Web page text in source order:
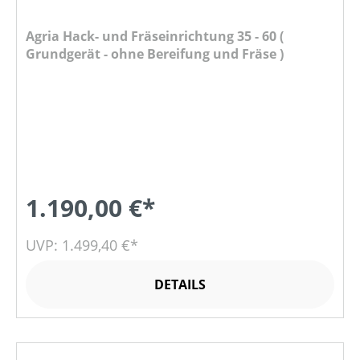
Agria Hack- und Fräseinrichtung 35 - 60 (
Grundgerät - ohne Bereifung und Fräse )
1.190,00 €*
UVP: 1.499,40 €*
DETAILS